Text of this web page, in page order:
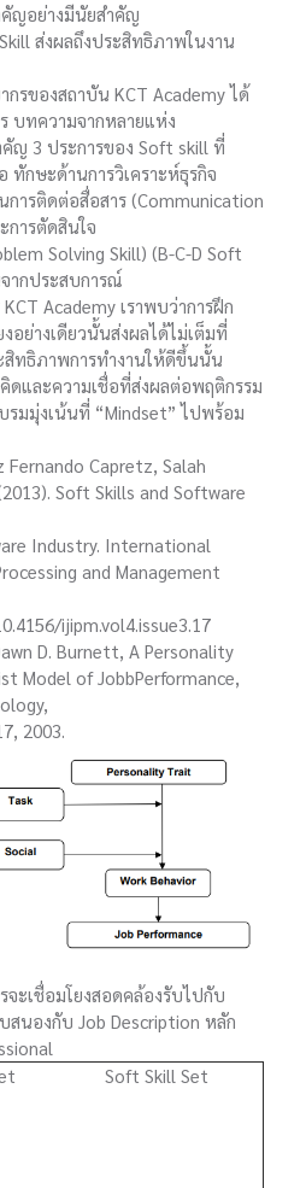
ญอย่างมีนัยสำคัญ
ส่งผลถึงประสิทธิภาพในงาน
รของสถาบัน KCT Academy ได้
บทความจากหลายแห่ง
ญ 3 ประการของ Soft skill ที่
ทักษะด้านการวิเคราะห์ธุรกิจ
การติดต่อสื่อสาร (Communication
การตัดสินใจ
Solving Skill) (B-C-D Soft
ากประสบการณ์
Academy เราพบว่าการฝึก
ย่างเดียวนั้นส่งผลได้ไม่เต็มที่
สิทธิภาพการทำงานให้ดีขึ้นนั้น
ดและความเชื่อที่ส่งผลต่อพฤติกรรม
รมมุ่งเน้นที่ “Mindset” ไปพร้อม
Fernando Capretz, Salah
Soft Skills and Software
Industry. International
and Management
ijipm.vol4.issue3.17
D. Burnett, A Personality
Model of JobbPerformance,
2003.
ะเชื่อมโยงสอดคล้องรับไปกับ
นองกับ Job Description หลัก
Soft Skill Set